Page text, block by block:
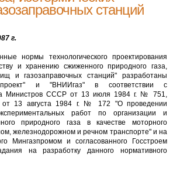
станций
г.
нормы технологического проектирования
и хранению сжиженного природного газа,
и газозаправочных станций" разработаны
и "ВНИИгаз" в соответствии с
Министров СССР от 13 июля 1984 г. № 751,
от 13 августа 1984 г. № 172 "О проведении
работ по организации и
природного газа в качестве моторного
железнодорожном и речном транспорте" и на
Мингазпромом и согласованного Госстроем
на разработку данного нормативного